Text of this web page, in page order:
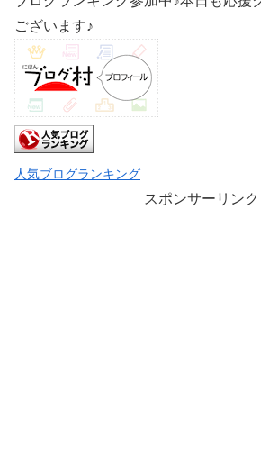
ございます♪
人気ブログランキング
スポンサーリンク